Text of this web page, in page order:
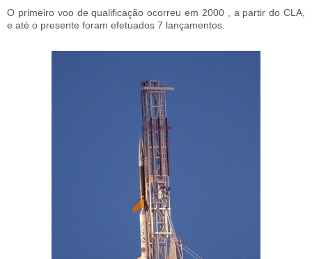
O primeiro voo de qualificação ocorreu em 2000 , a partir do CLA,
e até o presente foram efetuados 7 lançamentos.